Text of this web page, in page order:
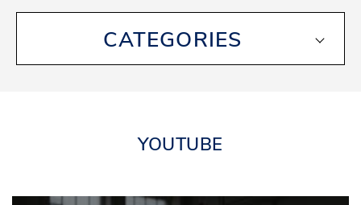
CATEGORIES
YOUTUBE